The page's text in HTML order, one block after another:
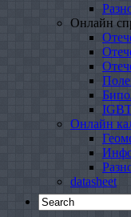
Онлайн
Онлайн
datasheet
Search
for: